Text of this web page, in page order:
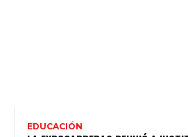
EDUCACIÓN